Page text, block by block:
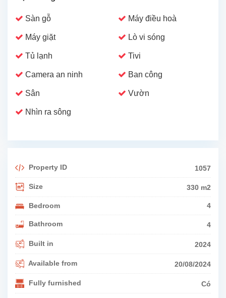
Sàn gỗ Máy điều hoà
Máy giặt Lò vi sóng
Tủ lạnh Tivi
Camera an ninh Ban công
Sân Vườn
Nhìn ra sông
Property ID 1057
Size 330 m2
Bedroom 4
Bathroom 4
Built in 2024
Available from 20/08/2024
Fully furnished Có